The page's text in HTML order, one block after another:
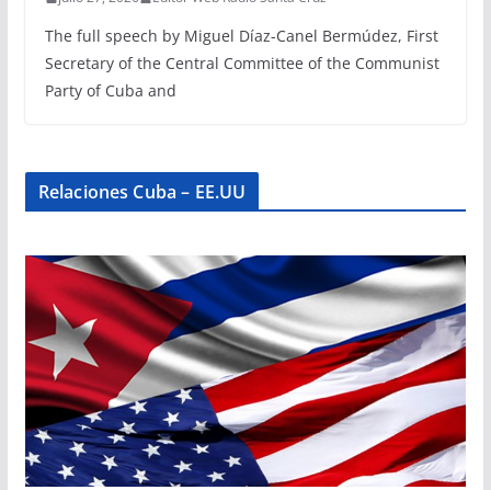
The full speech by Miguel Díaz-Canel Bermúdez, First
Secretary of the Central Committee of the Communist
Party of Cuba and
Relaciones Cuba – EE.UU